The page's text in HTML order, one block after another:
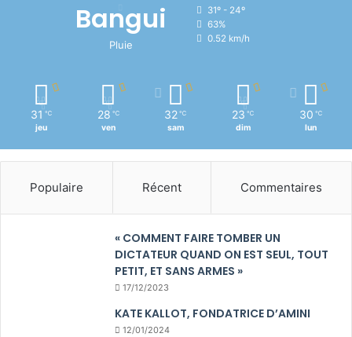
Bangui
Pluie
31º - 24º
63%
0.52 km/h
31 ℃
jeu
28 ℃
ven
32 ℃
sam
23 ℃
dim
30 ℃
lun
Populaire Récent Commentaires
« COMMENT FAIRE TOMBER UN
DICTATEUR QUAND ON EST SEUL, TOUT
PETIT, ET SANS ARMES »
17/12/2023
KATE KALLOT, FONDATRICE D’AMINI
12/01/2024